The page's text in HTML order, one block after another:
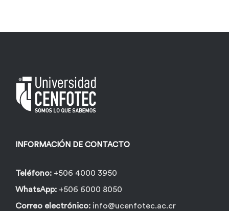
INFORMACIÓN DE CONTACTO
Teléfono: +506 4000 3950
WhatsApp: +506 6000 8050
Correo electrónico: info@ucenfotec.ac.cr